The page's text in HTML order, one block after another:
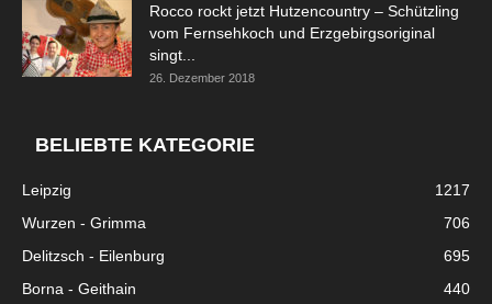
Rocco rockt jetzt Hutzencountry – Schützling
vom Fernsehkoch und Erzgebirgsoriginal
singt...
26. Dezember 2018
BELIEBTE KATEGORIE
Leipzig
1217
Wurzen - Grimma
706
Delitzsch - Eilenburg
695
Borna - Geithain
440